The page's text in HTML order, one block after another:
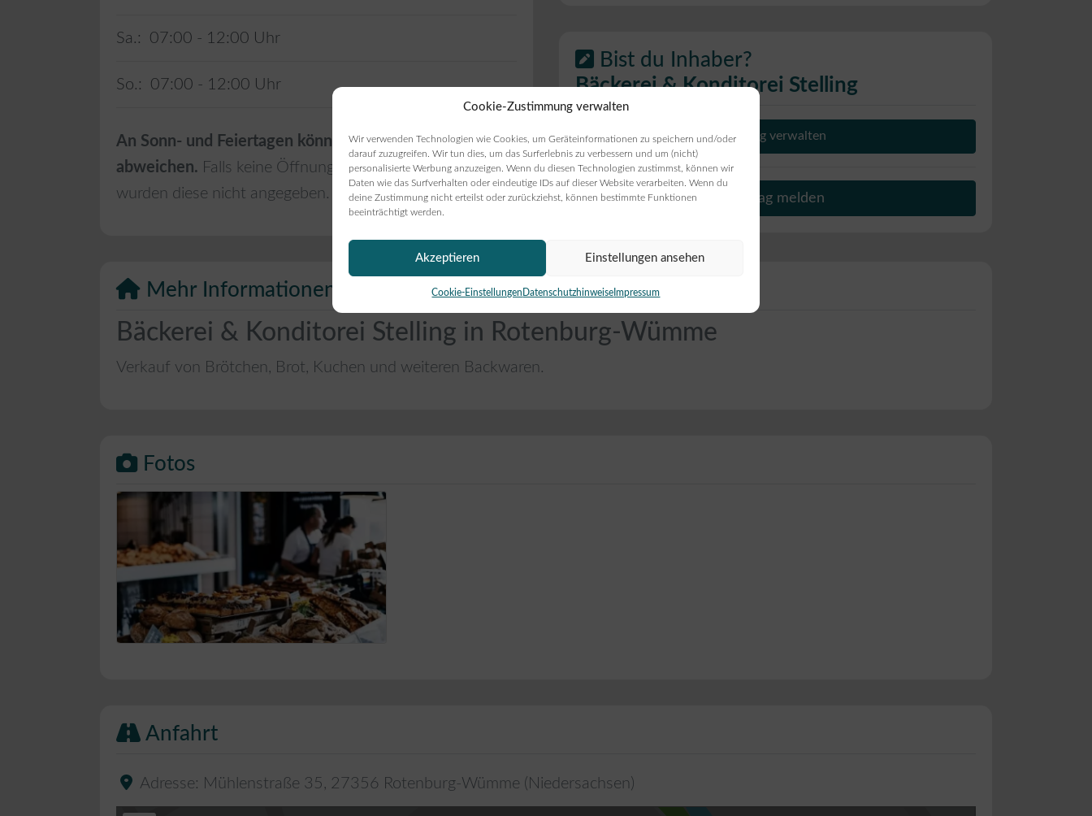
Cookie-Zustimmung verwalten
Wir verwenden Technologien wie Cookies, um Geräteinformationen zu speichern und/oder
darauf zuzugreifen. Wir tun dies, um das Surferlebnis zu verbessern und um (nicht)
personalisierte Werbung anzuzeigen. Wenn du diesen Technologien zustimmst, können wir
Daten wie das Surfverhalten oder eindeutige IDs auf dieser Website verarbeiten. Wenn du
deine Zustimmung nicht erteilst oder zurückziehst, können bestimmte Funktionen
beeinträchtigt werden.
Akzeptieren Einstellungen ansehen
Cookie-Einstellungen Datenschutzhinweise Impressum
Sa.: 07:00 - 12:00
So.: 07:00 - 12:00
An Sonn- und Feiertagen können die Öffnungszeiten
abweichen. Falls keine Öffnungszeiten angezeigt werden,
wurden diese nicht angegeben.
Bist du Inhaber?
Bäckerei & Konditorei Stelling
Eintrag verwalten
Beitrag melden
Mehr Informationen
Bäckerei & Konditorei Stelling in Rotenburg-Wümme
Verkauf von Brötchen, Brot, Kuchen und weiteren Backwaren.
Fotos
Bäckerei Musterbild
Anfahrt
Adresse: Mühlenstraße 35 , 27356 Rotenburg-Wümme ( Niedersachsen )